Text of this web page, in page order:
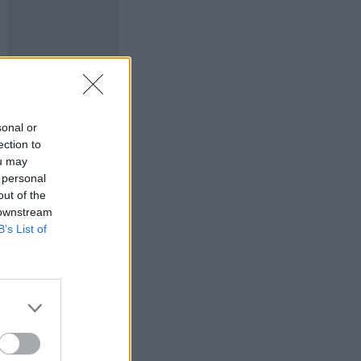
or
to
may
of the
List of